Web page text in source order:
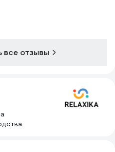
все отзывы